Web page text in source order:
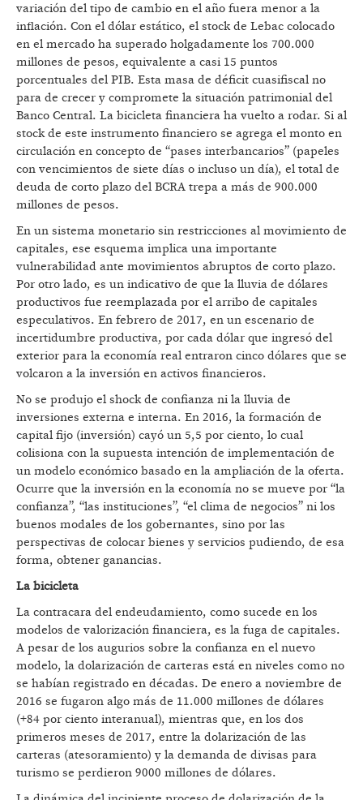
variación del tipo de cambio en el año fuera menor a la
inflación. Con el dólar estático, el stock de Lebac colocado
en el mercado ha superado holgadamente los 700.000
millones de pesos, equivalente a casi 15 puntos
porcentuales del PIB. Esta masa de déficit cuasifiscal no
para de crecer y compromete la situación patrimonial del
Banco Central. La bicicleta financiera ha vuelto a rodar. Si al
stock de este instrumento financiero se agrega el monto en
circulación en concepto de “pases interbancarios” (papeles
con vencimientos de siete días o incluso un día), el total de
deuda de corto plazo del BCRA trepa a más de 900.000
millones de pesos.
En un sistema monetario sin restricciones al movimiento de
capitales, ese esquema implica una importante
vulnerabilidad ante movimientos abruptos de corto plazo.
Por otro lado, es un indicativo de que la lluvia de dólares
productivos fue reemplazada por el arribo de capitales
especulativos. En febrero de 2017, en un escenario de
incertidumbre productiva, por cada dólar que ingresó del
exterior para la economía real entraron cinco dólares que se
volcaron a la inversión en activos financieros.
No se produjo el shock de confianza ni la lluvia de
inversiones externa e interna. En 2016, la formación de
capital fijo (inversión) cayó un 5,5 por ciento, lo cual
colisiona con la supuesta intención de implementación de
un modelo económico basado en la ampliación de la oferta.
Ocurre que la inversión en la economía no se mueve por “la
confianza”, “las instituciones”, “el clima de negocios” ni los
buenos modales de los gobernantes, sino por las
perspectivas de colocar bienes y servicios pudiendo, de esa
forma, obtener ganancias.
La bicicleta
La contracara del endeudamiento, como sucede en los
modelos de valorización financiera, es la fuga de capitales.
A pesar de los augurios sobre la confianza en el nuevo
modelo, la dolarización de carteras está en niveles como no
se habían registrado en décadas. De enero a noviembre de
2016 se fugaron algo más de 11.000 millones de dólares
(+84 por ciento interanual), mientras que, en los dos
primeros meses de 2017, entre la dolarización de las
carteras (atesoramiento) y la demanda de divisas para
turismo se perdieron 9000 millones de dólares.